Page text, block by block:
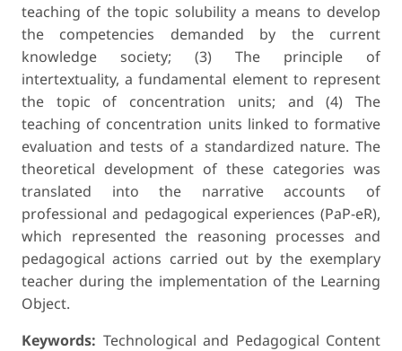
teaching of the topic solubility a means to develop
the competencies demanded by the current
knowledge society; (3) The principle of
intertextuality, a fundamental element to represent
the topic of concentration units; and (4) The
teaching of concentration units linked to formative
evaluation and tests of a standardized nature. The
theoretical development of these categories was
translated into the narrative accounts of
professional and pedagogical experiences (PaP-eR),
which represented the reasoning processes and
pedagogical actions carried out by the exemplary
teacher during the implementation of the Learning
Object.
Keywords: Technological and Pedagogical Content